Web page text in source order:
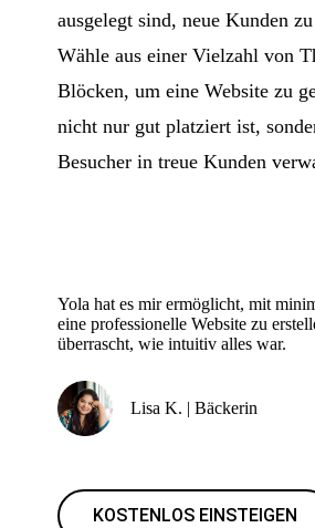
ausgelegt sind, neue Kunden
Wähle aus einer Vielzahl von
Blöcken, um eine Website zu
nicht nur gut platziert ist,
Besucher in treue Kunden
Yola hat es mir ermöglicht, mit
eine professionelle Website zu
überrascht, wie intuitiv alles war.
Lisa K. | Bäckerin
KOSTENLOS EINSTEIGEN